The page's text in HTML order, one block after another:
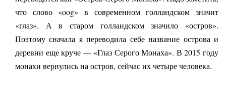
что слово «oog» в современном голландском значит
«глаз». А в старом голландском значило «остров».
Поэтому сначала я переводила себе название острова и
деревни еще круче — «Глаз Серого Монаха». В 2015 году
монахи вернулись на остров, сейчас их четыре человека.